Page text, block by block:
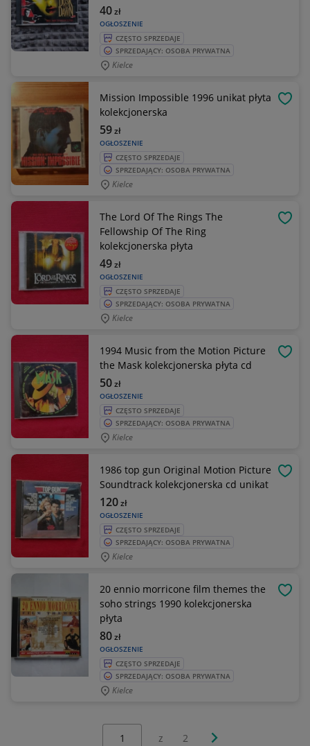
OGŁOSZENIE
40zł
CZĘSTO SPRZEDAJE
SPRZEDAJĄCY: OSOBA PRYWATNA
Kielce
Mission Impossible 1996 unikat płyta
kolekcjonerska
OGŁOSZENIE
59zł
CZĘSTO SPRZEDAJE
SPRZEDAJĄCY: OSOBA PRYWATNA
Kielce
The Lord Of The Rings The
Fellowship Of The Ring
kolekcjonerska płyta
OGŁOSZENIE
49zł
CZĘSTO SPRZEDAJE
SPRZEDAJĄCY: OSOBA PRYWATNA
Kielce
1994 Music from the Motion Picture
the Mask kolekcjonerska płyta cd
OGŁOSZENIE
50zł
CZĘSTO SPRZEDAJE
SPRZEDAJĄCY: OSOBA PRYWATNA
Kielce
1986 top gun Original Motion Picture
Soundtrack kolekcjonerska cd unikat
OGŁOSZENIE
120zł
CZĘSTO SPRZEDAJE
SPRZEDAJĄCY: OSOBA PRYWATNA
Kielce
20 ennio morricone film themes the
soho strings 1990 kolekcjonerska
płyta
OGŁOSZENIE
80zł
CZĘSTO SPRZEDAJE
SPRZEDAJĄCY: OSOBA PRYWATNA
Kielce
z 2 Następna strona